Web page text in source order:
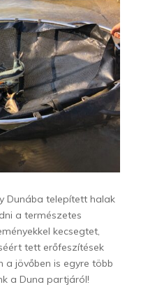
Dunába telepített halak
a természetes
kecsegtet,
tett erőfeszítések
a jövőben is egyre több
a Duna partjáról!